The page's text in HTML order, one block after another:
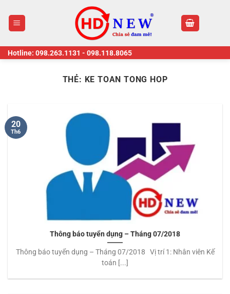
content
Hotline: 098.263.1131 - 098.118.8065
THẺ: KE TOAN TONG HOP
Thông báo tuyển dụng – Tháng 07/2018
Thông báo tuyển dụng – Tháng 07/2018 Vị trí 1: Nhân viên Kế
toán [...]
20
Th6